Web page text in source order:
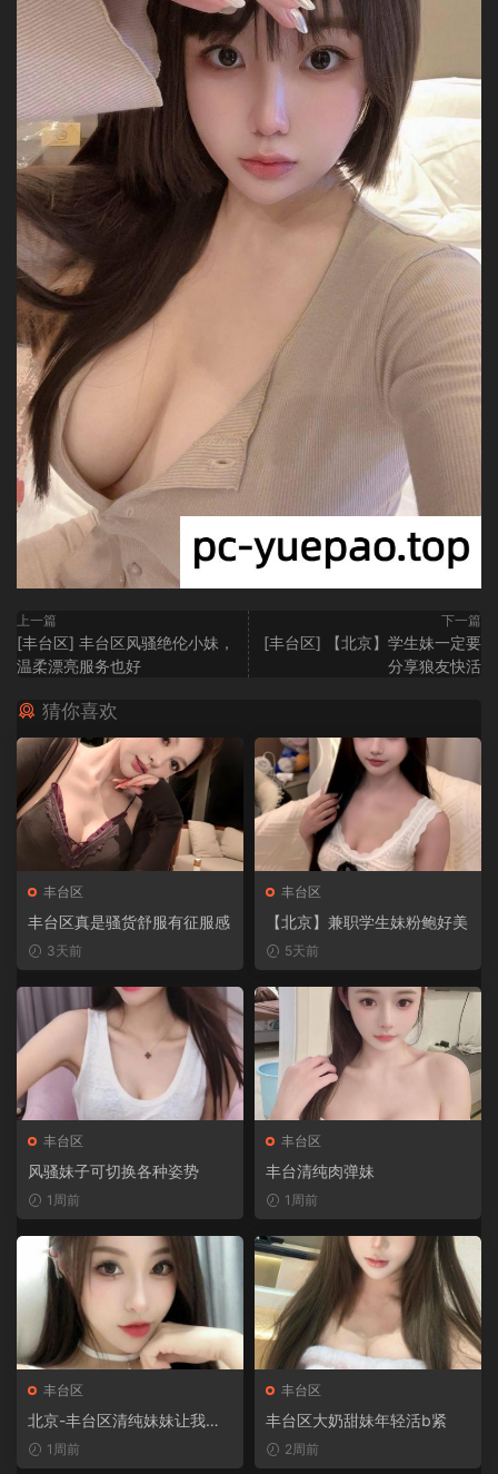
上一篇
[丰台区] 丰台区风骚绝伦小妹，
温柔漂亮服务也好
下一篇
[丰台区] 【北京】学生妹一定要
分享狼友快活
猜你喜欢
丰台区
丰台区真是骚货舒服有征服感
3天前
丰台区
【北京】兼职学生妹粉鲍好美
5天前
丰台区
风骚妹子可切换各种姿势
1周前
丰台区
丰台清纯肉弹妹
1周前
丰台区
北京-丰台区清纯妹妹让我兽
性大发的骚货
1周前
丰台区
丰台区大奶甜妹年轻活b紧
2周前